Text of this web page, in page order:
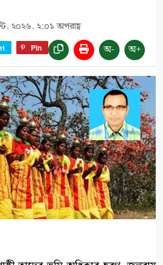
২০২৬, ২:০১ অপরাহ্ণ
Pin অ- অ+